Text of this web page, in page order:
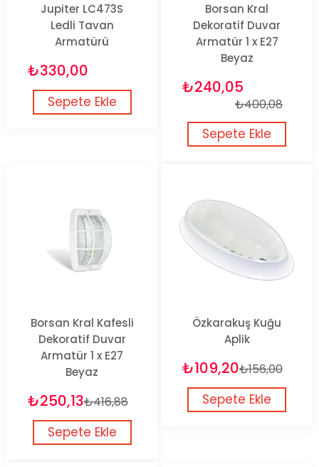
Jupiter LC473S
Ledli Tavan
Armatürü
₺330,00
Sepete Ekle
Borsan Kral
Dekoratif Duvar
Armatür 1 x E27
Beyaz
₺240,05
₺400,08
Sepete Ekle
Borsan Kral Kafesli
Dekoratif Duvar
Armatür 1 x E27
Beyaz
₺250,13₺416,88
Sepete Ekle
Özkarakuş Kuğu
Aplik
₺109,20₺156,00
Sepete Ekle